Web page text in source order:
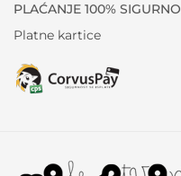
PLAĆANJE 100% SIGURNO
Platne kartice